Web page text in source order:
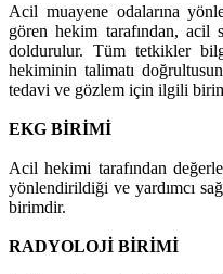
Acil muayene odalarına
gören hekim tarafından, acil
doldurulur. Tüm tetkikler
hekiminin talimatı
tedavi ve gözlem için ilgili
EKG BİRİMİ
Acil hekimi tarafından
yönlendirildiği ve yardımcı
birimdir.
RADYOLOJİ BİRİMİ